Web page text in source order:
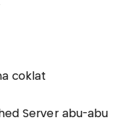
coklat
Server abu-abu